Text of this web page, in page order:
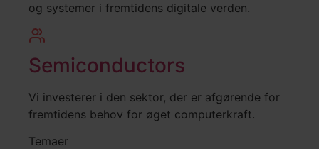
og systemer i fremtidens digitale verden.
Semiconductors
Vi investerer i den sektor, der er afgørende for
fremtidens behov for øget computerkraft.
Temaer